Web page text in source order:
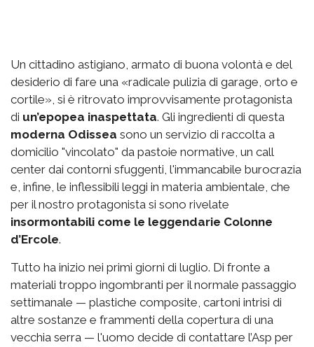
Un cittadino astigiano, armato di buona volontà e del
desiderio di fare una «radicale pulizia di garage, orto e
cortile», si è ritrovato improvvisamente protagonista
di un’epopea inaspettata. Gli ingredienti di questa
moderna Odissea sono un servizio di raccolta a
domicilio "vincolato" da pastoie normative, un call
center dai contorni sfuggenti, l'immancabile burocrazia
e, infine, le inflessibili leggi in materia ambientale, che
per il nostro protagonista si sono rivelate
insormontabili come le leggendarie Colonne
d’Ercole.
Tutto ha inizio nei primi giorni di luglio. Di fronte a
materiali troppo ingombranti per il normale passaggio
settimanale — plastiche composite, cartoni intrisi di
altre sostanze e frammenti della copertura di una
vecchia serra — l'uomo decide di contattare l’Asp per